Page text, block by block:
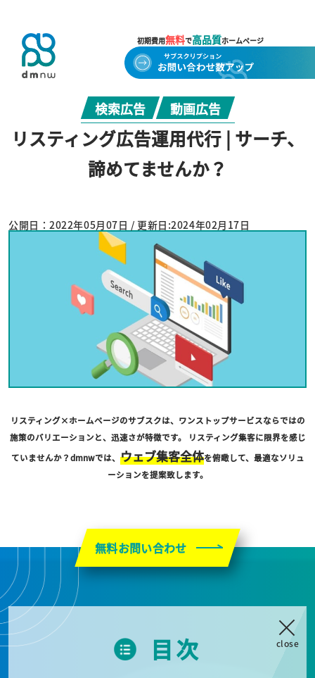
初期費用無料で高品質ホームページ
検索広告 動画広告
リスティング広告運用代行 | サーチ、
諦めてませんか？
公開日：2022年05月07日 / 更新日:2024年02月17日
リスティング×ホームページのサブスクは、ワンストップサービスならではの
施策のバリエーションと、迅速さが特徴です。 リスティング集客に限界を感じ
ていませんか？dmnwでは、 ウェブ集客全体を俯瞰して、最適なソリュ
ーションを提案致します。
無料お問い合わせ
目次 close